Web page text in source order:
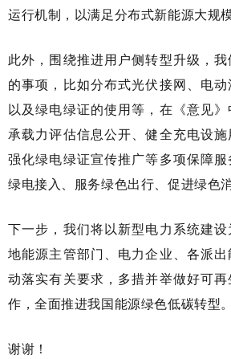
运行机制，以满足分布式新能源大规
此外，围绕推进用户侧转型升级，
的事项，比如分布式光伏接网、电动
以及绿电绿证的使用等，在《意见
承载力评估信息公开、健全充电设施
强化绿电绿证宣传推广等多项保障
绿电接入、服务绿色出行、促进绿色消
下一步，我们将以新型电力系统建
地能源主管部门、电力企业、各派
动落实有关要求，多措并举做好可
作，全面推进我国能源绿色低碳转型。
谢谢！